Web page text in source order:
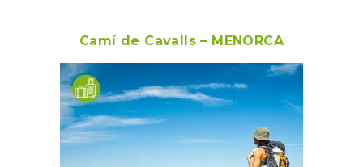
Camí de Cavalls – MENORCA